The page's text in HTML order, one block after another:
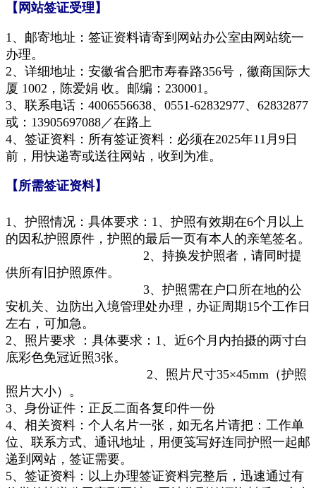
【网站签证受理】
1、邮寄地址：签证资料请寄到网站办公室由网站统一
办理。
2、详细地址：安徽省合肥市寿春路356号，徽商国际大
厦 1002，陈爱娟 收。邮编：230001。
3、联系电话： 4006556638、0551-62832977、62832877
或：13905697088／在路上
4、签证资料：所有签证资料：必须在2025年11月9日
前，用快递寄或送往网站，收到为准。
【所需签证资料】
1、护照情况： 具体要求：1、护照有效期在6个月以上
的因私护照原件，护照的最后一页有本人的亲笔签名。
2、持换发护照者，请同时提
供所有旧护照原件。
3、护照需在户口所在地的公
安机关、边防出入境管理处办理，办证周期15个工作日
左右，可加急。
2、照片要求 ： 具体要求 ： 1、近6个月内拍摄的两寸白
底彩色免冠近照3张。
2、照片尺寸35×45mm（护照
照片大小）。
3、身份证件：正反二面各复印件一份
4、相关资料：个人名片一张，如无名片请把：工作单
位、联系方式、通讯地址，用便笺写好连同护照一起邮
递到网站，签证需要。
5、签证资料：以上办理签证资料完整后，迅速通过有